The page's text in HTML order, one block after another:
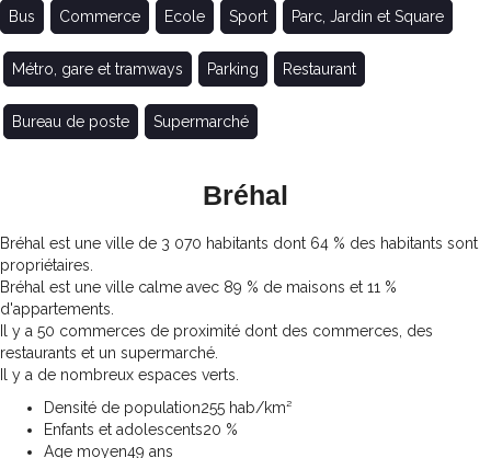
Bus Commerce Ecole Sport Parc, Jardin et Square
Métro, gare et tramways Parking Restaurant
Bureau de poste Supermarché
Bréhal
Bréhal est une ville de 3 070 habitants dont 64 % des habitants sont
propriétaires.
Bréhal est une ville calme avec 89 % de maisons et 11 %
d'appartements.
Il y a 50 commerces de proximité dont des commerces, des
restaurants et un supermarché.
Il y a de nombreux espaces verts.
Densité de population255 hab/km²
Enfants et adolescents20 %
Age moyen49 ans